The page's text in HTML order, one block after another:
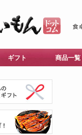
ギフト 商品一覧